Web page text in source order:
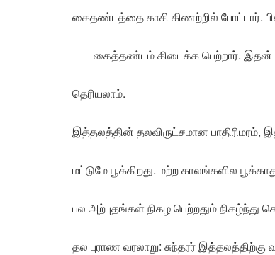
கைதண்டத்தை காசி கிணற்றில் போட்டார்.
கைத்தண்டம் கிடைக்க பெற்றார். இதன்
தெரியலாம்.
இத்தலத்தின் தலவிருட்சமான பாதிரிமரம்,
மட்டுமே பூக்கிறது. மற்ற காலங்களில
பல அற்புதங்கள் நிகழ பெற்றதும் நிகழ்ந்து
தல புராண வரலாறு: சுந்தரர் இத்தலத்திற்கு